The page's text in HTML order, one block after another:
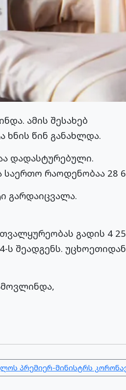
ამის შესახებ
ხნის წინ განახლდა.
დადასტურებული.
რაოდენობაა 28
გარდაიცვალა.
გადის 4
ს შეადგენს. უცხოეთიდან
პრემიერ-მინისტრს